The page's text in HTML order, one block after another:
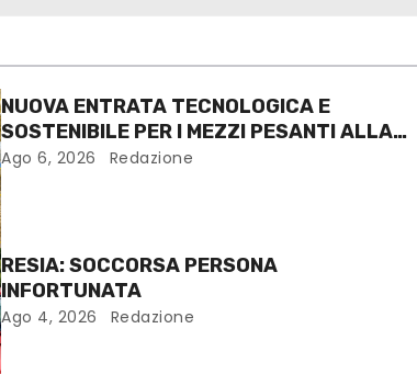
NUOVA ENTRATA TECNOLOGICA E
SOSTENIBILE PER I MEZZI PESANTI ALLA
FANTONI DI OSOPPO
Ago 6, 2026 Redazione
RESIA: SOCCORSA PERSONA
INFORTUNATA
Ago 4, 2026 Redazione